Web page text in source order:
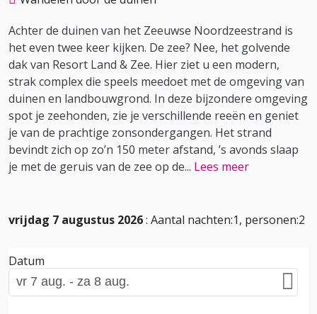
Achter de duinen van het Zeeuwse Noordzeestrand is
het even twee keer kijken. De zee? Nee, het golvende
dak van Resort Land & Zee. Hier ziet u een modern,
strak complex die speels meedoet met de omgeving van
duinen en landbouwgrond. In deze bijzondere omgeving
spot je zeehonden, zie je verschillende reeën en geniet
je van de prachtige zonsondergangen. Het strand
bevindt zich op zo’n 150 meter afstand, ’s avonds slaap
je met de geruis van de zee op de... Lees meer
vrijdag 7 augustus 2026: Aantal nachten:1, personen:2
Datum